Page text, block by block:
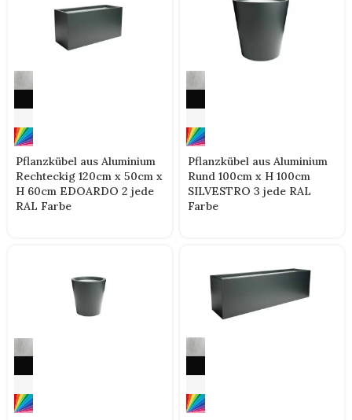
Pflanzkübel aus Aluminium
Rechteckig 120cm x 50cm x
H 60cm EDOARDO 2 jede
RAL Farbe
Pflanzkübel aus Aluminium
Rund 100cm x H 100cm
SILVESTRO 3 jede RAL
Farbe